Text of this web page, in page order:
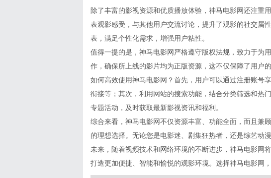
除了丰富的影视资源和优质播放体验，神马电影网还注重
表观影感受，与其他用户交流讨论，提升了观影的社交属
表，满足个性化需求，增强用户粘性。
值得一提的是，神马电影网严格遵守版权法规，致力于为
作，确保所上线的影片均为正版资源，这不仅保障了用户
如何高效使用神马电影网？首先，用户可以通过注册账号
衔接等；其次，利用网站的搜索功能，结合分类筛选和热
专题活动，及时获取最新影视资讯和福利。
综合来看，神马电影网不仅资源丰富、功能全面，而且兼
的理想选择。无论您是电影迷、剧集狂热者，还是综艺动
未来，随着视频技术和网络环境的不断进步，神马电影网
打造更加便捷、智能和愉悦的观影环境。选择神马电影网